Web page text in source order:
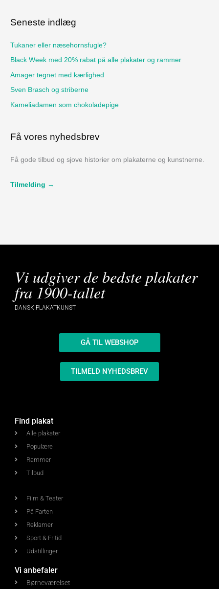
e
r
:
Seneste indlæg
Tukaner eller næsehornsfugle?
Black Week med 20% rabat på alle plakater og rammer
Amager tegnet med kærlighed
Sven Brasch og striberne
Kameliadamen som chokoladepige
Få vores nyhedsbrev
Få gode tilbud og sjove historier om plakaterne og kunstnerne.
Tilmelding →
Vi udgiver de bedste plakater
fra 1900-tallet
DANSK PLAKATKUNST
GÅ TIL WEBSHOP
TILMELD NYHEDSBREV
Find plakat
Alle plakater
Populære
Rammer
Tilbud
Film & Teater
På Farten
Reklamer
Sport & Fritid
Udstillinger
Vi anbefaler
Børneværelset